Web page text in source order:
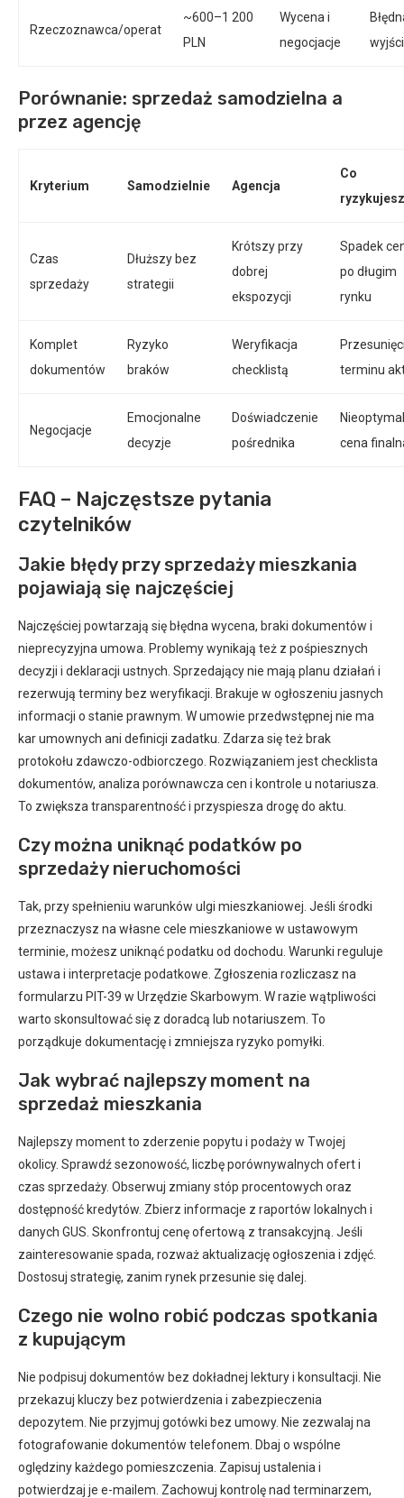
Rzeczoznawca/operat
~600–1 200
PLN
Wycena i
negocjacje
Porównanie: sprzedaż samodzielna a
przez agencję
Kryterium Samodzielnie Agencja
Co
ryzykujesz
Czas
sprzedaży
Dłuższy bez
strategii
Krótszy przy
dobrej
ekspozycji
Spadek
po długim
rynku
Komplet
dokumentów
Ryzyko
braków
Weryfikacja
checklistą
terminu
Negocjacje
Emocjonalne
decyzje
Doświadczenie
pośrednika
cena
FAQ – Najczęstsze pytania
czytelników
Jakie błędy przy sprzedaży mieszkania
pojawiają się najczęściej
Najczęściej powtarzają się błędna wycena, braki dokumentów i
nieprecyzyjna umowa. Problemy wynikają też z pośpiesznych
decyzji i deklaracji ustnych. Sprzedający nie mają planu działań i
rezerwują terminy bez weryfikacji. Brakuje w ogłoszeniu jasnych
informacji o stanie prawnym. W umowie przedwstępnej nie ma
kar umownych ani definicji zadatku. Zdarza się też brak
protokołu zdawczo-odbiorczego. Rozwiązaniem jest checklista
dokumentów, analiza porównawcza cen i kontrole u notariusza.
To zwiększa transparentność i przyspiesza drogę do aktu.
Czy można uniknąć podatków po
sprzedaży nieruchomości
Tak, przy spełnieniu warunków ulgi mieszkaniowej. Jeśli środki
przeznaczysz na własne cele mieszkaniowe w ustawowym
terminie, możesz uniknąć podatku od dochodu. Warunki reguluje
ustawa i interpretacje podatkowe. Zgłoszenia rozliczasz na
formularzu PIT-39 w Urzędzie Skarbowym. W razie wątpliwości
warto skonsultować się z doradcą lub notariuszem. To
porządkuje dokumentację i zmniejsza ryzyko pomyłki.
Jak wybrać najlepszy moment na
sprzedaż mieszkania
Najlepszy moment to zderzenie popytu i podaży w Twojej
okolicy. Sprawdź sezonowość, liczbę porównywalnych ofert i
czas sprzedaży. Obserwuj zmiany stóp procentowych oraz
dostępność kredytów. Zbierz informacje z raportów lokalnych i
danych GUS. Skonfrontuj cenę ofertową z transakcyjną. Jeśli
zainteresowanie spada, rozważ aktualizację ogłoszenia i zdjęć.
Dostosuj strategię, zanim rynek przesunie się dalej.
Czego nie wolno robić podczas spotkania
z kupującym
Nie podpisuj dokumentów bez dokładnej lektury i konsultacji. Nie
przekazuj kluczy bez potwierdzenia i zabezpieczenia
depozytem. Nie przyjmuj gotówki bez umowy. Nie zezwalaj na
fotografowanie dokumentów telefonem. Dbaj o wspólne
oględziny każdego pomieszczenia. Zapisuj ustalenia i
potwierdzaj je e-mailem. Zachowuj kontrolę nad terminarzem,